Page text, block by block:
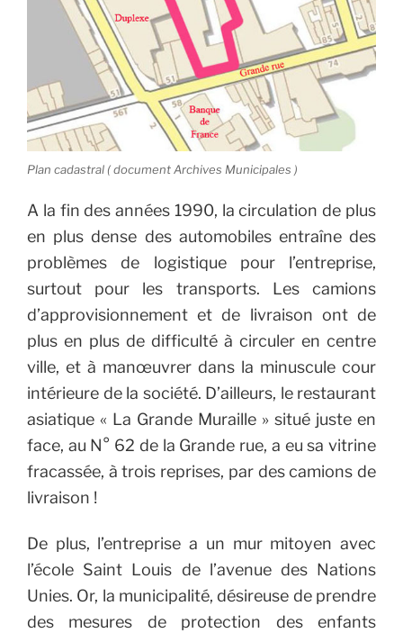
Plan cadastral ( document Archives Municipales )
A la fin des années 1990, la circulation de plus
en plus dense des automobiles entraîne des
problèmes de logistique pour l’entreprise,
surtout pour les transports. Les camions
d’approvisionnement et de livraison ont de
plus en plus de difficulté à circuler en centre
ville, et à manœuvrer dans la minuscule cour
intérieure de la société. D’ailleurs, le restaurant
asiatique « La Grande Muraille » situé juste en
face, au N° 62 de la Grande rue, a eu sa vitrine
fracassée, à trois reprises, par des camions de
livraison !
De plus, l’entreprise a un mur mitoyen avec
l’école Saint Louis de l’avenue des Nations
Unies. Or, la municipalité, désireuse de prendre
des mesures de protection des enfants